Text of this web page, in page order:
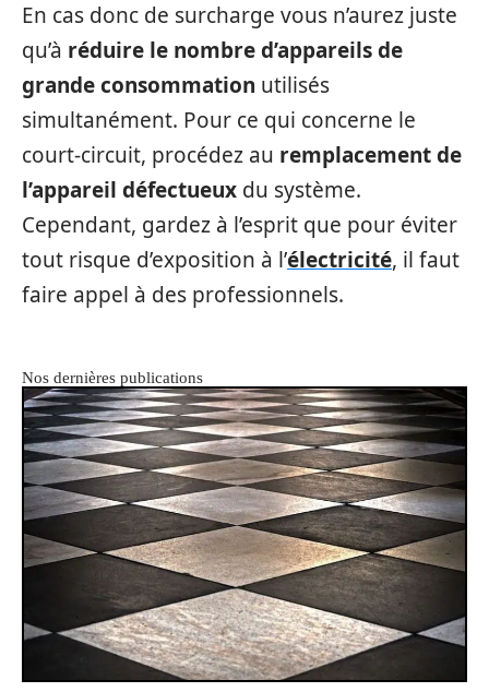
En cas donc de surcharge vous n’aurez juste
qu’à réduire le nombre d’appareils de
grande consommation utilisés
simultanément. Pour ce qui concerne le
court-circuit, procédez au remplacement de
l’appareil défectueux du système.
Cependant, gardez à l’esprit que pour éviter
tout risque d’exposition à l’électricité, il faut
faire appel à des professionnels.
Nos dernières publications